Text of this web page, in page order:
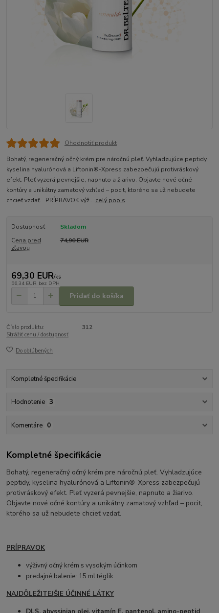
Ohodnotiť produkt
Bohatý, regeneračný očný krém pre náročnú pleť. Vyhladzujúce peptidy,
kyselina hyalurónová a Liftonin®-Xpress zabezpečujú protivráskový
efekt. Pleť vyzerá pevnejšie, napnuto a žiarivo. Objavte nové očné
kontúry a unikátny zamatový vzhľad – pocit, ktorého sa už nebudete
chcieť vzdať. PRÍPRAVOK výž... celý popis
Dostupnosť
Skladom
Cena pred
zľavou
74,90 EUR
69,30 EUR/ks
56,34 EUR bez DPH
Pridať do košíka
Číslo produktu:
312
Strážiť cenu / dostupnosť
Do obľúbených
Kompletné špecifikácie
Hodnotenie 3
Komentáre 0
Kompletné špecifikácie
Bohatý, regeneračný očný krém pre náročnú pleť. Vyhladzujúce
peptidy, kyselina hyalurónová a Liftonin®-Xpress zabezpečujú
protivráskový efekt. Pleť vyzerá pevnejšie, napnuto a žiarivo.
Objavte nové očné kontúry a unikátny zamatový vzhľad – pocit,
ktorého sa už nebudete chcieť vzdať.
PRÍPRAVOK
výživný očný krém s vysokým účinkom
predajné balenie: 15 ml téglik
NAJDÔLEŽITEJŠIE ÚČINNÉ LÁTKY